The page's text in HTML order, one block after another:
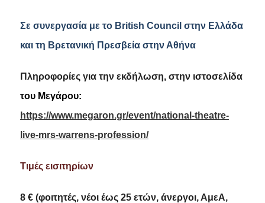
Σε συνεργασία με το British Council στην Ελλάδα
και τη Βρετανική Πρεσβεία στην Αθήνα
Πληροφορίες για την εκδήλωση, στην ιστοσελίδα
του Μεγάρου:
https://www.megaron.gr/event/national-theatre-
live-mrs-warrens-profession/
Τιμές εισιτηρίων
8 € (φοιτητές, νέοι έως 25 ετών, άνεργοι, ΑμεΑ,